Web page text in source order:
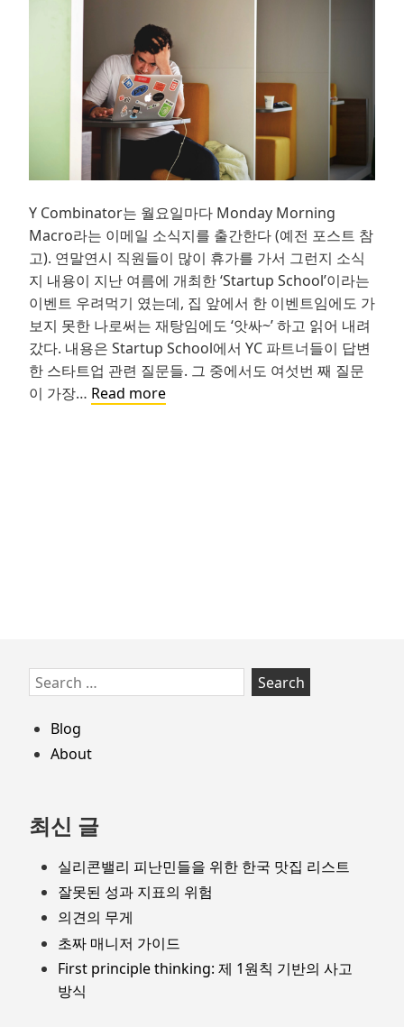
Y Combinator는 월요일마다 Monday Morning
Macro라는 이메일 소식지를 출간한다 (예전 포스트 참
고). 연말연시 직원들이 많이 휴가를 가서 그런지 소식
지 내용이 지난 여름에 개최한 ‘Startup School’이라는
이벤트 우려먹기 였는데, 집 앞에서 한 이벤트임에도 가
보지 못한 나로써는 재탕임에도 ‘앗싸~’ 하고 읽어 내려
갔다. 내용은 Startup School에서 YC 파트너들이 답변
한 스타트업 관련 질문들. 그 중에서도 여섯번 째 질문
이 가장… Read more스
Skip
to
footer
Search
for:
Blog
About
최신 글
실리콘밸리 피난민들을 위한 한국 맛집 리스트
잘못된 성과 지표의 위험
의견의 무게
초짜 매니저 가이드
First principle thinking: 제 1원칙 기반의 사고
방식